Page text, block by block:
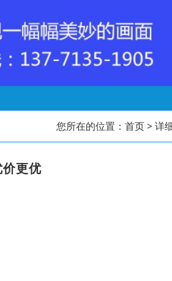
您所在的位置： 首页> 详
更优